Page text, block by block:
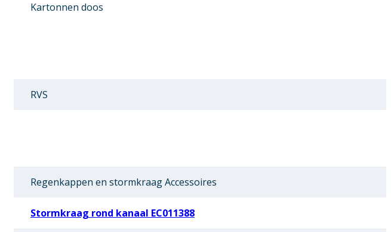
Kartonnen doos
RVS
Regenkappen en stormkraag Accessoires
Stormkraag rond kanaal EC011388